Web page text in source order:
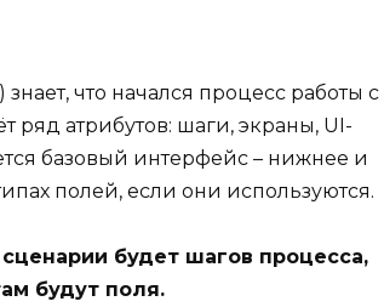
что начался процесс работы с
ряд атрибутов: шаги, экраны, UI-
базовый интерфейс – нижнее и
полей, если они используются.
будет шагов процесса,
будут поля.